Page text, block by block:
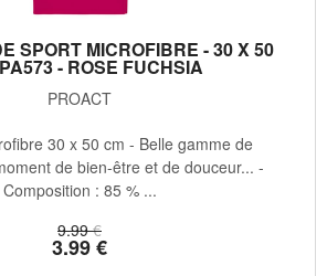
SPORT MICROFIBRE - 30 X 50
- ROSE FUCHSIA
PROACT
9.99 €
3.99€
30 x 50 cm - Belle gamme de
de bien-être et de douceur... -
Composition : 85 % ...